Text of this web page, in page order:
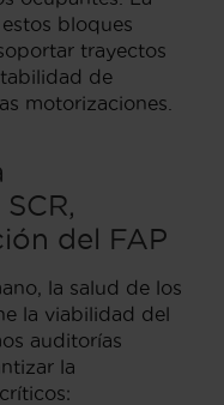
bloques
trayectos
de
motorizaciones.
del FAP
la salud de los
la viabilidad del
auditorías
la